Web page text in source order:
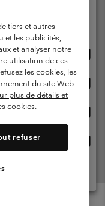
Impressum
18h
tiers et autres
et les publicités,
et analyser notre
utilisation de ces
les cookies, les
du site Web
plus de détails et
cookies.
refuser
ligne
ligne
ligne